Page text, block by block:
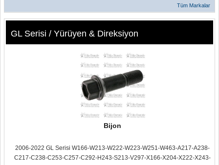
Tüm Markalar
GL Serisi / Yürüyen & Direksiyon
Bijon
2006-2022 GL Serisi W166-W213-W222-W223-W251-W463-A217-A238-
C217-C238-C253-C257-C292-H243-S213-V297-X166-X204-X222-X243-